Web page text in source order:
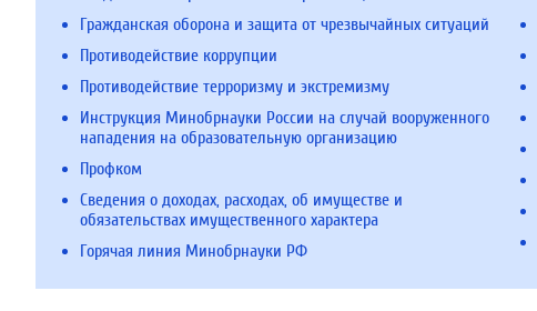
Гражданская оборона и защита от чрезвычайных ситуаций
Противодействие коррупции
Противодействие терроризму и экстремизму
Инструкция Минобрнауки России на случай вооруженного
нападения на образовательную организацию
Профком
Сведения о доходах, расходах, об имуществе и
обязательствах имущественного характера
Горячая линия Минобрнауки РФ